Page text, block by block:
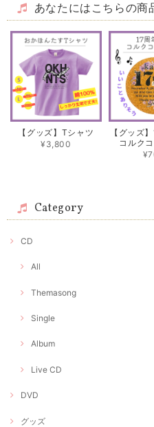
あなたにはこちらの商
【グッズ】Tシャツ
¥3,800
【グッズ
コルク
Category
CD
All
Themasong
Single
Album
Live CD
DVD
グッズ